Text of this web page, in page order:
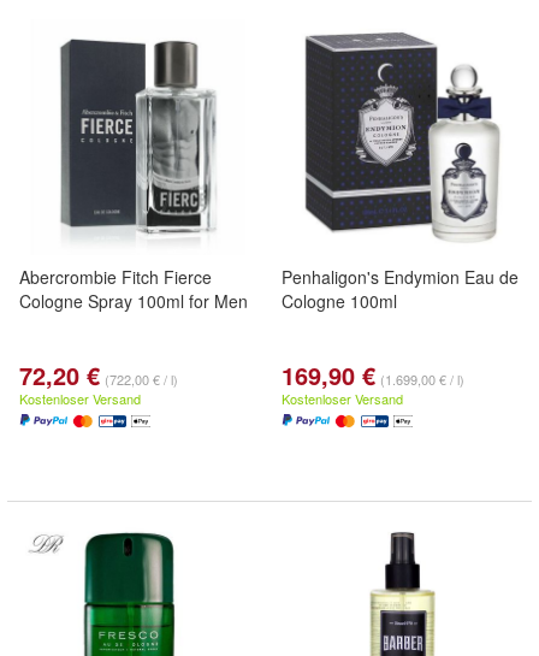
Abercrombie Fitch Fierce
Cologne Spray 100ml for Men
72,20 € (722,00 € / l)
Kostenloser Versand
Penhaligon's Endymion Eau de
Cologne 100ml
169,90 € (1.699,00 € / l)
Kostenloser Versand